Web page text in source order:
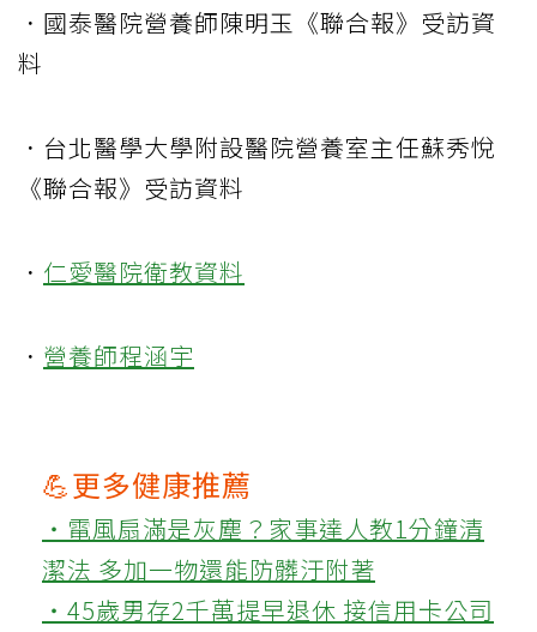
．國泰醫院營養師陳明玉《聯合報》受訪資
料
．台北醫學大學附設醫院營養室主任蘇秀悅
《聯合報》受訪資料
． 仁愛醫院衛教資料
． 營養師程涵宇
💪更多健康推薦
‧電風扇滿是灰塵？家事達人教1分鐘清
潔法 多加一物還能防髒汙附著
‧45歲男存2千萬提早退休 接信用卡公司